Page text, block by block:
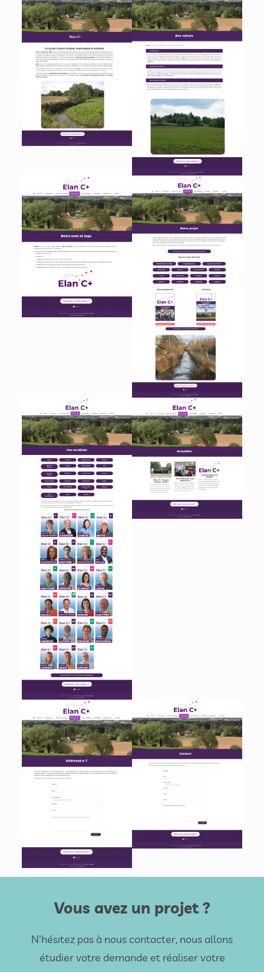
Vous avez un projet ?
N'hésitez pas à nous contacter, nous allons
étudier votre demande et réaliser votre